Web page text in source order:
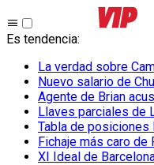
Es tendencia:
La verdad sobre
Nuevo salario de
Agente de Brian
Llaves parciales de
Tabla de posiciones
Fichaje más caro de
XI Ideal de